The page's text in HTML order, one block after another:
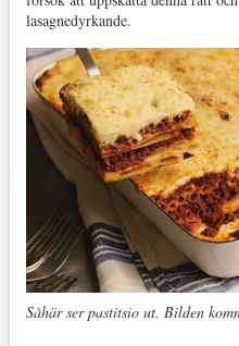
lasagnedyrkande.
Såhär ser pastitsio ut. Bilden